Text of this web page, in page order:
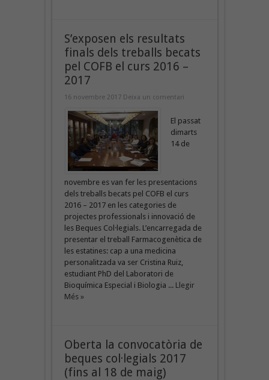
S’exposen els resultats
finals dels treballs becats
pel COFB el curs 2016 –
2017
16 novembre 2017 Deixa un comentari
El passat
dimarts
14 de
novembre es van fer les presentacions
dels treballs becats pel COFB el curs
2016 – 2017 en les categories de
projectes professionals i innovació de
les Beques Col·legials. L’encarregada de
presentar el treball Farmacogenètica de
les estatines: cap a una medicina
personalitzada va ser Cristina Ruiz,
estudiant PhD del Laboratori de
Bioquímica Especial i Biologia ... Llegir
Més »
Oberta la convocatòria de
beques col·legials 2017
(fins al 18 de maig)